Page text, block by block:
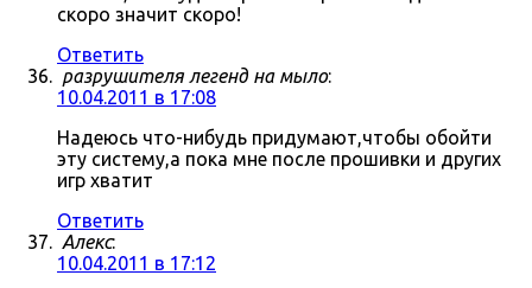
скоро значит скоро!
Ответить
разрушителя легенд на мыло:
10.04.2011 в 17:08
Надеюсь что-нибудь придумают,чтобы обойти
эту систему,а пока мне после прошивки и других
игр хватит
Ответить
Алекс:
10.04.2011 в 17:12